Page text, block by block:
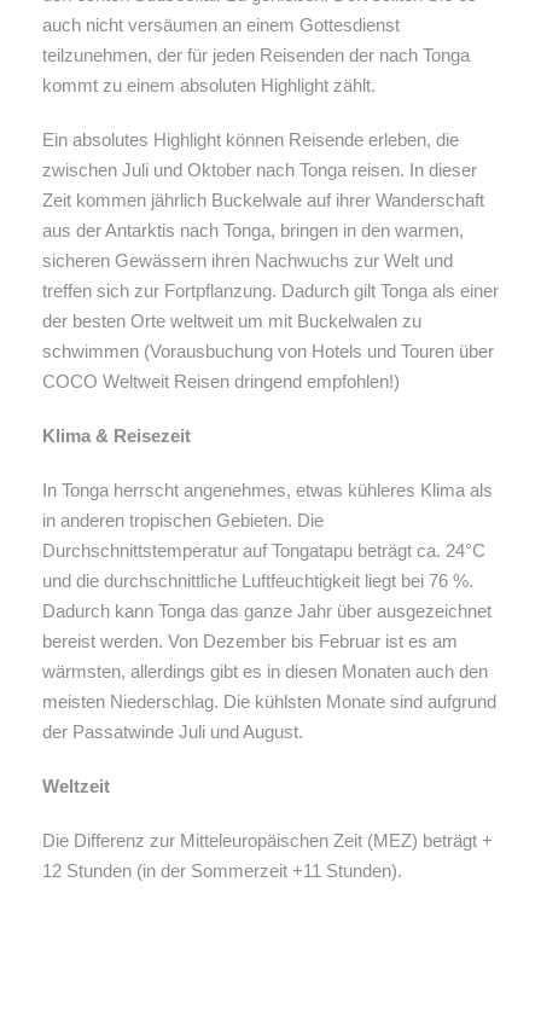
auch nicht versäumen an einem Gottesdienst
teilzunehmen, der für jeden Reisenden der nach Tonga
kommt zu einem absoluten Highlight zählt.
Ein absolutes Highlight können Reisende erleben, die
zwischen Juli und Oktober nach Tonga reisen. In dieser
Zeit kommen jährlich Buckelwale auf ihrer Wanderschaft
aus der Antarktis nach Tonga, bringen in den warmen,
sicheren Gewässern ihren Nachwuchs zur Welt und
treffen sich zur Fortpflanzung. Dadurch gilt Tonga als einer
der besten Orte weltweit um mit Buckelwalen zu
schwimmen (Vorausbuchung von Hotels und Touren über
COCO Weltweit Reisen dringend empfohlen!)
Klima & Reisezeit
In Tonga herrscht angenehmes, etwas kühleres Klima als
in anderen tropischen Gebieten. Die
Durchschnittstemperatur auf Tongatapu beträgt ca. 24°C
und die durchschnittliche Luftfeuchtigkeit liegt bei 76 %.
Dadurch kann Tonga das ganze Jahr über ausgezeichnet
bereist werden. Von Dezember bis Februar ist es am
wärmsten, allerdings gibt es in diesen Monaten auch den
meisten Niederschlag. Die kühlsten Monate sind aufgrund
der Passatwinde Juli und August.
Weltzeit
Die Differenz zur Mitteleuropäischen Zeit (MEZ) beträgt +
12 Stunden (in der Sommerzeit +11 Stunden).